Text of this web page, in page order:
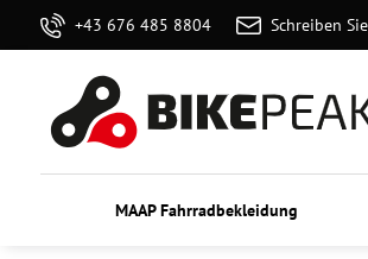
+43 676 485 8804 Schreiben
MAAP Fahrradbekleidung